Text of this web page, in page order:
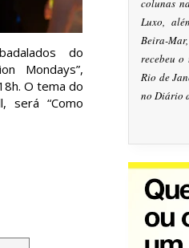
do
Mondays”,
O tema do
será “Como
colunas
Luxo,
Beira-
recebeu
Rio de
no Diário